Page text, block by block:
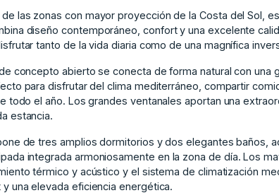
de las zonas con mayor proyección de la Costa del Sol,
diseño contemporáneo, confort y una excelente
tanto de la vida diaria como de una magnífica
concepto abierto se conecta de forma natural con una
para disfrutar del clima mediterráneo, compartir
todo el año. Los grandes ventanales aportan una
estancia.
de tres amplios dormitorios y dos elegantes baños,
integrada armoniosamente en la zona de día. Los
térmico y acústico y el sistema de climatización
una elevada eficiencia energética.